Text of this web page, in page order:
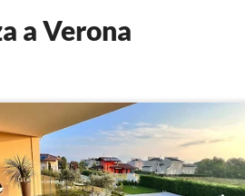
a Verona